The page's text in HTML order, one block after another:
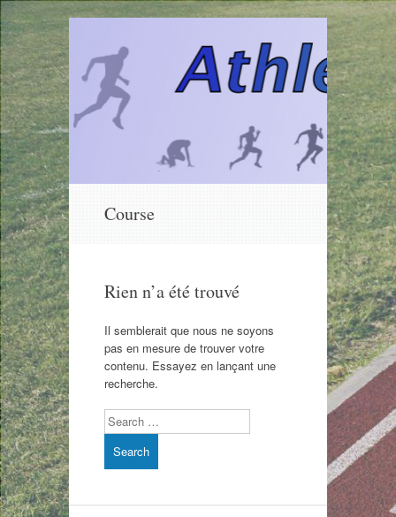
Course
Rien n’a été trouvé
Il semblerait que nous ne soyons
pas en mesure de trouver votre
contenu. Essayez en lançant une
recherche.
Search